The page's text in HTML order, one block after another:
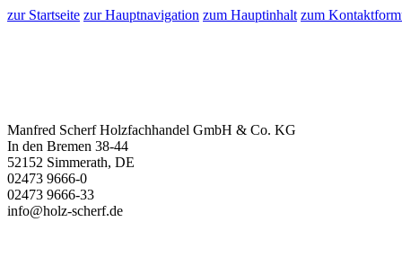
zur Startseite zur Hauptnavigation zum Hauptinhalt zum
Manfred Scherf Holzfachhandel GmbH & Co. KG
In den Bremen 38-44
52152 Simmerath, DE
02473 9666-0
02473 9666-33
info@holz-scherf.de